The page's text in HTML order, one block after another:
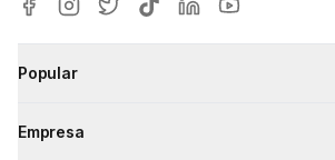
Popular
Empresa